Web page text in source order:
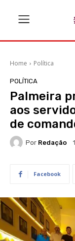
Home Política
POLÍTICA
Palmeira
aos
de
Por Redação
Facebook